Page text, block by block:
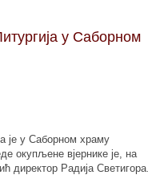
у Саборном
је у Саборном храму
окупљене вјернике је, на
директор Радија Светигора.